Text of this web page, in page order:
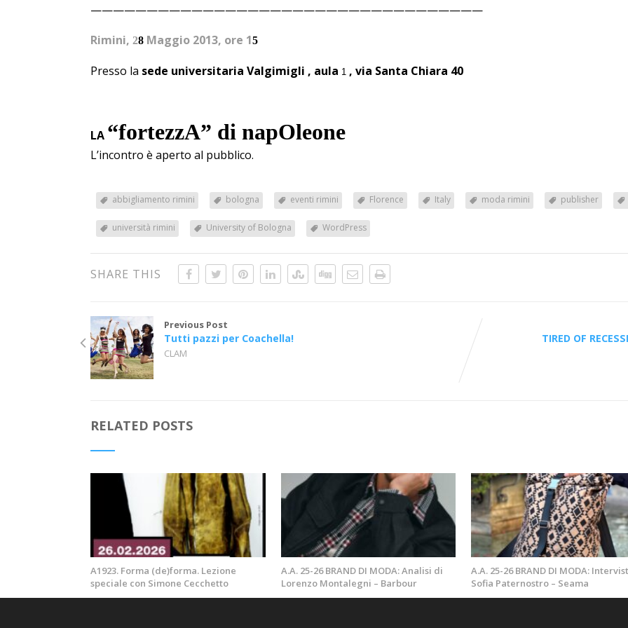
———————————————————————————————————
Rimini,28 Maggio 2013, ore 15
Presso la sede universitaria Valgimigli , aula 1 , via Santa Chiara 40
LA “fortezzA” di napOleone
L’incontro è aperto al pubblico.
abbigliamento rimini bologna eventi rimini Florence Italy moda rimini publisher
università rimini University of Bologna WordPress
SHARE THIS
Previous Post
Tutti pazzi per Coachella!
CLAM
TIRED OF
RELATED POSTS
A1923. Forma (de)forma. Lezione
speciale con Simone Cecchetto
A.A. 25-26 BRAND DI MODA: Analisi di
Lorenzo Montalegni – Barbour
A.A. 25-26 BRAND DI MODA:
Sofia Paternostro – Seama